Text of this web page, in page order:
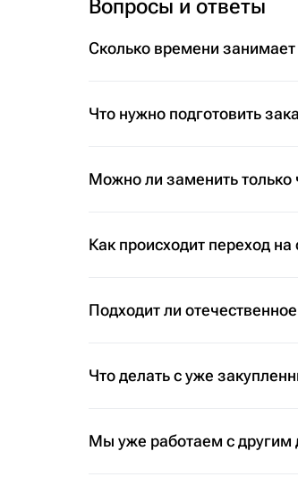
Вопросы и ответы
Сколько времени
Что нужно подготовить
Можно ли заменить только
Как происходит переход на
Подходит ли
Что делать с уже
Мы уже работаем с